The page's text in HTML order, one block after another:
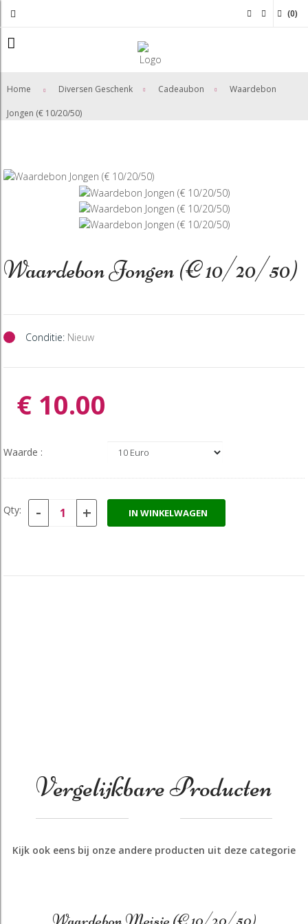
(0)
Home Diversen Geschenk Cadeaubon Waardebon
Jongen (€ 10/20/50)
Waardebon Jongen (€ 10/20/50)
Conditie: Nieuw
€ 10.00
Waarde :
Qty: - + IN WINKELWAGEN
Vergelijkbare Producten
Kijk ook eens bij onze andere producten uit deze categorie